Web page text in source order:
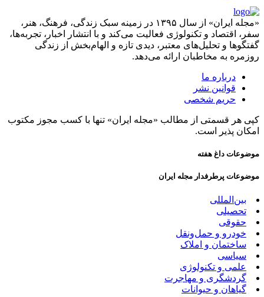
«مجله ایران» از سال ۱۳۹۵ در زمینه سبک زندگی، فرهنگ، هنر،
سفر، اقتصاد و تکنولوژی فعالیت می‌کند و با انتشار اخبار، تجربه‌ها،
گفتگوها و تحلیل‌های معتبر، دیدی تازه و الهام‌بخش از زندگی
روزمره به مخاطبان ارائه می‌دهد.
درباره ما
قوانین نشر
حریم شخصی
کپی هر قسمتی از مطالب «مجله ایران» تنها با کسب مجوز مکتوب
امکان پذیر است.
موضوعات داغ هفته
موضوعات پرطرفدار مجله ایران
بین‌المللی
تحصیلی
حقوقی
خودرو و حمل‌و‌نقل
ساختمان و املاک
سیاسی
علمی و تکنولوژی
گردشگری و مهاجرت
گیاهان و حیوانات